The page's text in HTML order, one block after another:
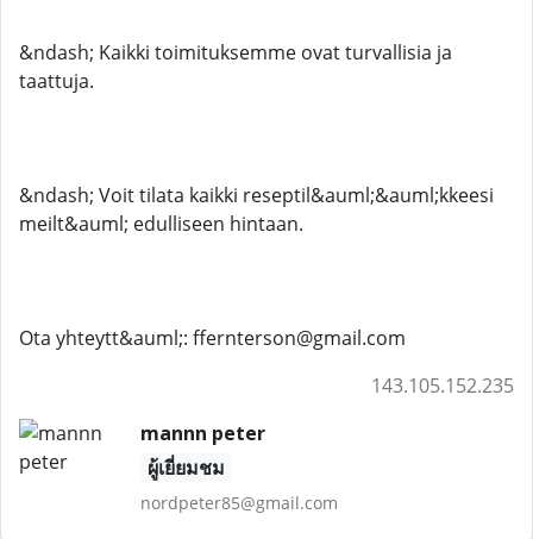
&ndash; Kaikki toimituksemme ovat turvallisia ja
taattuja.
&ndash; Voit tilata kaikki reseptil&auml;&auml;kkeesi
meilt&auml; edulliseen hintaan.
Ota yhteytt&auml;: ffernterson@gmail.com
143.105.152.235
mannn peter
ผู้เยี่ยมชม
nordpeter85@gmail.com